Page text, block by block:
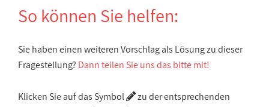
So können Sie helfen:
Sie haben einen weiteren Vorschlag als Lösung zu dieser
Fragestellung? Dann teilen Sie uns das bitte mit!
Klicken Sie auf das Symbol
zu der entsprechenden